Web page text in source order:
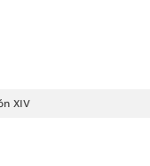
XIV